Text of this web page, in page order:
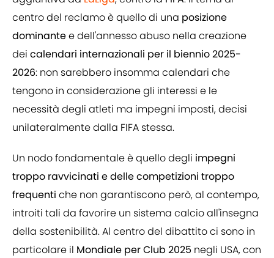
centro del reclamo è quello di una posizione
dominantee dell'annesso abuso nella creazione
dei calendari internazionali per il biennio 2025-
2026: non sarebbero insomma calendari che
tengono in considerazione gli interessi e le
necessità degli atleti ma impegni imposti, decisi
unilateralmente dalla FIFA stessa.
Un nodo fondamentale è quello degli impegni
troppo ravvicinati e delle competizioni troppo
frequenti che non garantiscono però, al contempo,
introiti tali da favorire un sistema calcio all'insegna
della sostenibilità. Al centro del dibattito ci sono in
particolare il Mondiale per Club 2025 negli USA, con